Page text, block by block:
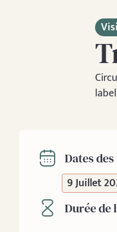
Dates
9 Juillet
Durée de